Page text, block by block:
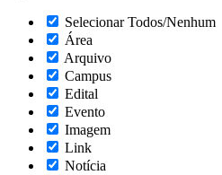
Selecionar Todos/Nenhum
Área
Arquivo
Campus
Edital
Evento
Imagem
Link
Notícia